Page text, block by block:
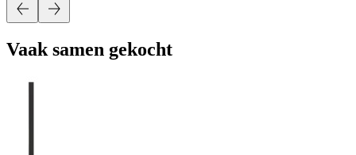
Vaak samen gekocht